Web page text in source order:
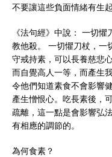
不要讓這些負面情緒有生起
《法句經》中說： 一切
教他殺。 一切懼刀杖，一
守戒持素，可以長養慈悲
而自覺高人一等，而產生
令他們知道素食不會影響
產生憎恨心。吃長素後，
疏離，這一點是會影響弘
有相應的調節的。
為何食素？